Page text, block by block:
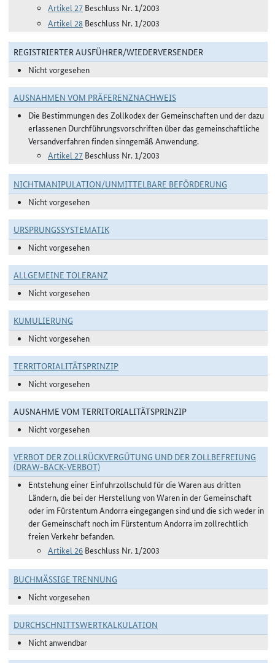
Artikel 27 Beschluss Nr. 1/2003
Artikel 28 Beschluss Nr. 1/2003
REGISTRIERTER AUSFÜHRER/WIEDERVERSENDER
Nicht vorgesehen
AUSNAHMEN VOM PRÄFERENZNACHWEIS
Die Bestimmungen des Zollkodex der Gemeinschaften und der dazu
erlassenen Durchführungsvorschriften über das gemeinschaftliche
Versandverfahren finden sinngemäß Anwendung.
Artikel 27 Beschluss Nr. 1/2003
NICHTMANIPULATION/UNMITTELBARE BEFÖRDERUNG
Nicht vorgesehen
URSPRUNGSSYSTEMATIK
Nicht vorgesehen
ALLGEMEINE TOLERANZ
Nicht vorgesehen
KUMULIERUNG
Nicht vorgesehen
TERRITORIALITÄTSPRINZIP
Nicht vorgesehen
AUSNAHME VOM TERRITORIALITÄTSPRINZIP
Nicht vorgesehen
VERBOT DER ZOLLRÜCKVERGÜTUNG UND DER ZOLLBEFREIUNG
(DRAW-BACK-VERBOT)
Entstehung einer Einfuhrzollschuld für die Waren aus dritten
Ländern, die bei der Herstellung von Waren in der Gemeinschaft
oder im Fürstentum Andorra eingegangen sind und die sich weder in
der Gemeinschaft noch im Fürstentum Andorra im zollrechtlich
freien Verkehr befanden.
Artikel 26 Beschluss Nr. 1/2003
BUCHMÄSSIGE TRENNUNG
Nicht vorgesehen
DURCHSCHNITTSWERTKALKULATION
Nicht anwendbar